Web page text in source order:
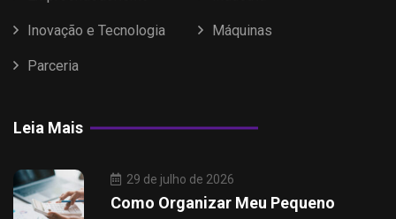
Inovação e Tecnologia Máquinas
Parceria
Leia Mais
29 de julho de 2026
Como Organizar Meu Pequeno